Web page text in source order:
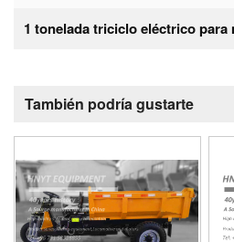
1 tonelada triciclo eléctrico para
También podría gustarte